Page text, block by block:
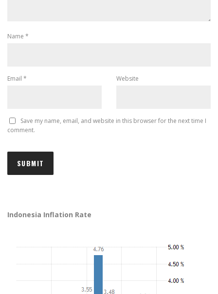
Name *
Email * Website
Save my name, email, and website in this browser for the next time I
comment.
Indonesia Inflation Rate